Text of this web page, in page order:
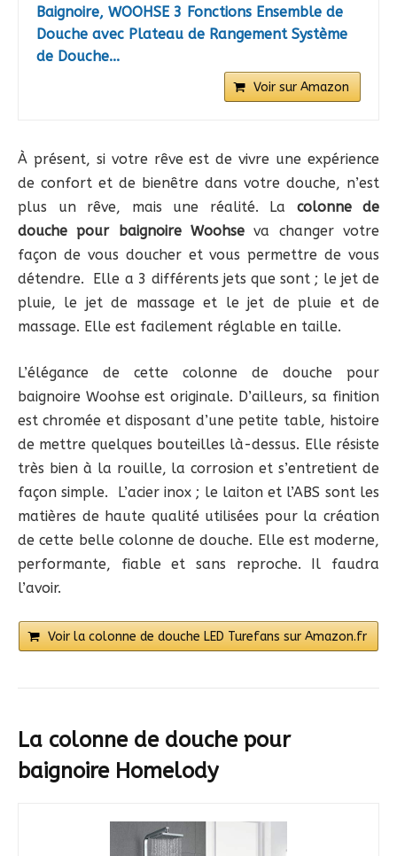
Baignoire, WOOHSE 3 Fonctions Ensemble de
Douche avec Plateau de Rangement Système
de Douche...
Voir sur Amazon
À présent, si votre rêve est de vivre une expérience
de confort et de bienêtre dans votre douche, n’est
plus un rêve, mais une réalité. La colonne de
douche pour baignoire Woohse va changer votre
façon de vous doucher et vous permettre de vous
détendre. Elle a 3 différents jets que sont ; le jet de
pluie, le jet de massage et le jet de pluie et de
massage. Elle est facilement réglable en taille.
L’élégance de cette colonne de douche pour
baignoire Woohse est originale. D’ailleurs, sa finition
est chromée et disposant d’une petite table, histoire
de mettre quelques bouteilles là-dessus. Elle résiste
très bien à la rouille, la corrosion et s’entretient de
façon simple. L’acier inox ; le laiton et l’ABS sont les
matières de haute qualité utilisées pour la création
de cette belle colonne de douche. Elle est moderne,
performante, fiable et sans reproche. Il faudra
l’avoir.
Voir la colonne de douche LED Turefans sur Amazon.fr
La colonne de douche pour
baignoire Homelody